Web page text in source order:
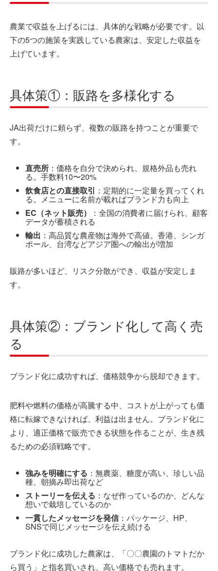
農業で収益を上げるには、具体的な戦略が必要です。以
下の5つの施策を実践している農家は、安定した収益を
上げています。
具体策①：販路を多様化する
JA出荷だけに頼らず、複数の販路を持つことが重要で
す。
直売所 ：価格を自分で決められ、規格外品も売れ
る。手数料10〜20%
飲食店との直接取引 ：定期的に一定量を買ってくれ
る。メニューに名前が載ればブランド力も向上
EC（ネット販売）
：全国の消費者に届けられ、顧客
データが蓄積される
輸出 ：高品質な農産物は海外で高値。香港、シンガ
ポール、台湾などアジア圏への輸出が増加
販路が多いほど、リスク分散ができ、収益が安定しま
す。
具体策②：ブランド化して高く売
る
ブランド化に成功すれば、価格競争から脱却できます。
肥料や燃料の価格が高騰する中、コストが上がっても価
格に転嫁できなければ、利益は出ません。ブランド化に
より、適正価格で販売できる状態を作ることが、生き残
るための必須戦略です。
強みを明確にする ：無農薬、糖度が高い、珍しい品
種、朝摘み即出荷など
ストーリーを伝える ：なぜ作っているのか、どんな
想いで栽培しているのか
一貫したメッセージを発信：パッケージ、HP、
SNSで同じメッセージを伝え続ける
ブランド化に成功した農家は、「〇〇農園のトマトだか
ら買う」と指名買いされ、高い価格でも売れます。